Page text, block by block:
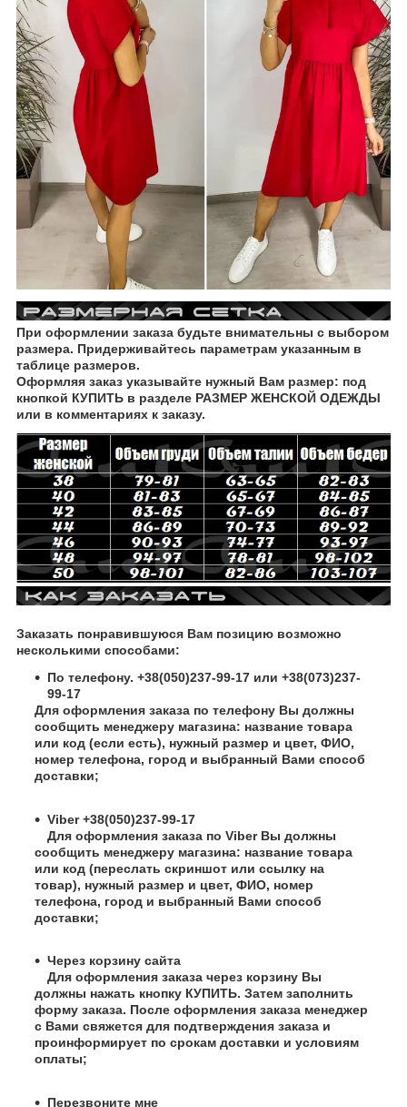
При оформлении заказа будьте внимательны с выбором
размера. Придерживайтесь параметрам указанным в
таблице размеров.
Оформляя заказ указывайте нужный Вам размер: под
кнопкой КУПИТЬ в разделе РАЗМЕР ЖЕНСКОЙ ОДЕЖДЫ
или в комментариях к заказу.
Заказать понравившуюся Вам позицию возможно
несколькими способами:
По телефону. +38(050)237-99-17 или +38(073)237-
99-17
Для оформления заказа по телефону Вы должны
сообщить менеджеру магазина: название товара
или код (если есть), нужный размер и цвет, ФИО,
номер телефона, город и выбранный Вами способ
доставки;
Viber +38(050)237-99-17
Для оформления заказа по Viber Вы должны
сообщить менеджеру магазина: название товара
или код (переслать скриншот или ссылку на
товар), нужный размер и цвет, ФИО, номер
телефона, город и выбранный Вами способ
доставки;
Через корзину сайта
Для оформления заказа через корзину Вы
должны нажать кнопку КУПИТЬ. Затем заполнить
форму заказа. После оформления заказа менеджер
с Вами свяжется для подтверждения заказа и
проинформирует по срокам доставки и условиям
оплаты;
Перезвоните мне